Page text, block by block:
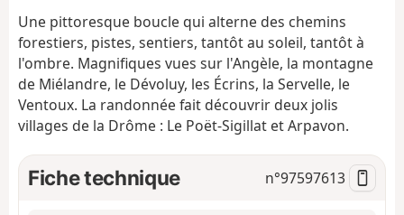
a
Une pittoresque boucle qui alterne des chemins
forestiers, pistes, sentiers, tantôt au soleil, tantôt à
l'ombre. Magnifiques vues sur l'Angèle, la montagne
de Miélandre, le Dévoluy, les Écrins, la Servelle, le
Ventoux. La randonnée fait découvrir deux jolis
villages de la Drôme : Le Poët-Sigillat et Arpavon.
Fiche technique n°97597613